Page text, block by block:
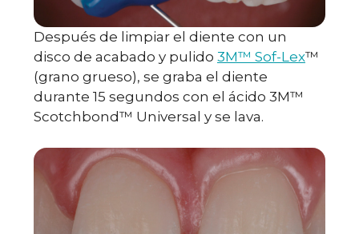
Después de limpiar el diente con un
disco de acabado y pulido 3M™ Sof-Lex™
(grano grueso), se graba el diente
durante 15 segundos con el ácido 3M™
Scotchbond™ Universal y se lava.